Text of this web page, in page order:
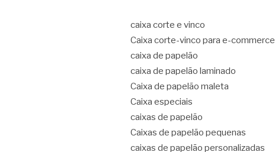
caixa corte e vinco
Caixa corte-vinco para e-commerce
caixa de papelão
caixa de papelão laminado
Caixa de papelão maleta
Caixa especiais
caixas de papelão
Caixas de papelão pequenas
caixas de papelão personalizadas